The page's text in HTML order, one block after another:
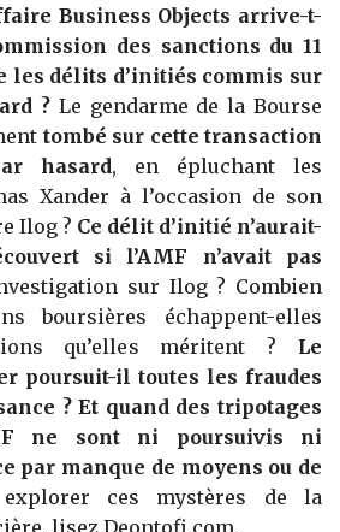
Business Objects arrive-t-
des sanctions du 11
les délits d’initiés commis sur
? Le gendarme de la Bourse
tombé sur cette transaction
hasard, en épluchant les
Xander à l’occasion de son
Ilog ? Ce délit d’initié n’aurait-
si l’AMF n’avait pas
sur Ilog ? Combien
boursières échappent-elles
qu’elles méritent ? Le
poursuit-il toutes les fraudes
? Et quand des tripotages
ne sont ni poursuivis ni
par manque de moyens ou de
ces mystères de la
lisez Deontofi.com.